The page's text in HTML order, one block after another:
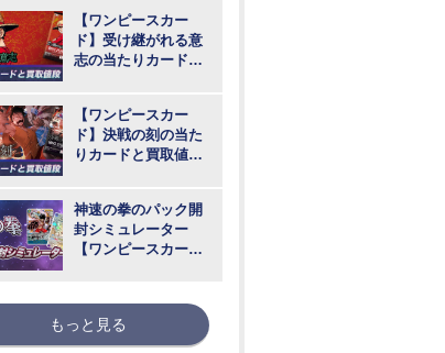
【ワンピースカー
ド】受け継がれる意
志の当たりカードと
【ワンピースカー
ド】決戦の刻の当た
りカードと買取値段
神速の拳のパック開
封シミュレーター
【ワンピースカー
もっと見る